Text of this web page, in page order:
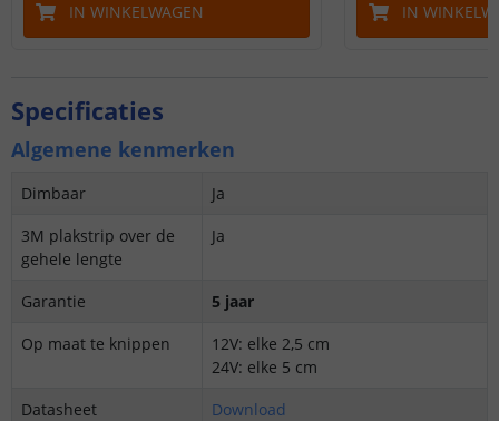
IN WINKELWAGEN IN
Specificaties
Algemene kenmerken
Dimbaar
Ja
3M plakstrip over de
gehele lengte
Ja
Garantie
5 jaar
Op maat te knippen
12V: elke 2,5 cm
24V: elke 5 cm
Datasheet
Download